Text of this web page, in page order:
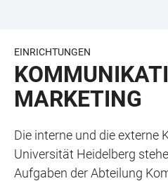
EINRICHTUNGEN
MARKETING
Die interne und die externe
Universität Heidelberg
Aufgaben der Abteilung